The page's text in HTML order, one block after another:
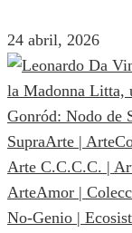
24 abril, 2026